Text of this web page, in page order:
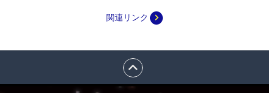
関連リンク navigate_next
expand_less